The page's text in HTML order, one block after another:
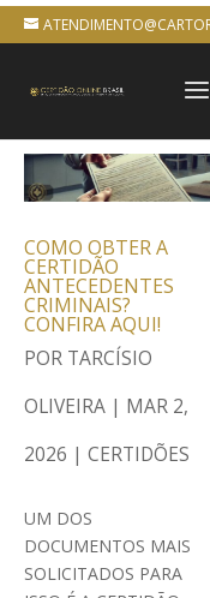
COMO OBTER A
CERTIDÃO
ANTECEDENTES
CRIMINAIS?
CONFIRA AQUI!
POR TARCÍSIO
OLIVEIRA | MAR 2,
2026 | CERTIDÕES
UM DOS
DOCUMENTOS MAIS
SOLICITADOS PARA